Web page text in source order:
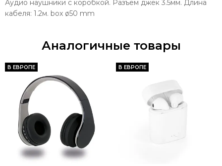
Аудио наушники с коробкой. Разъем джек 3.5мм. Длина
кабеля: 1.2м. box ø50 mm
Аналогичные товары
В ЕВРОПЕ В ЕВРОПЕ